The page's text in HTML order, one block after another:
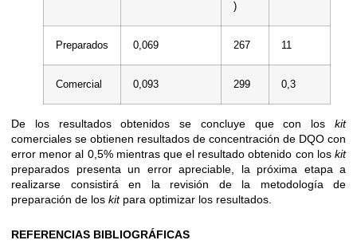
)
Preparados 0,069 267 11
Comercial 0,093 299 0,3
De los resultados obtenidos se concluye que con los kit
comerciales se obtienen resultados de concentración de DQO con
error menor al 0,5% mientras que el resultado obtenido con los kit
preparados presenta un error apreciable, la próxima etapa a
realizarse consistirá en la revisión de la metodología de
preparación de los kitpara optimizar los resultados.
REFERENCIAS BIBLIOGRÁFICAS